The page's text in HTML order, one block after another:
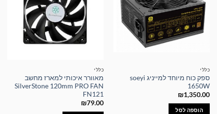
כללי
ספק כוח מיוחד למייניג soeyi
1650W
₪1,350.00
הוספה לסל
כללי
מאוורר איכותי למארז מחשב
SilverStone 120mm PRO FAN
FN121
₪79.00